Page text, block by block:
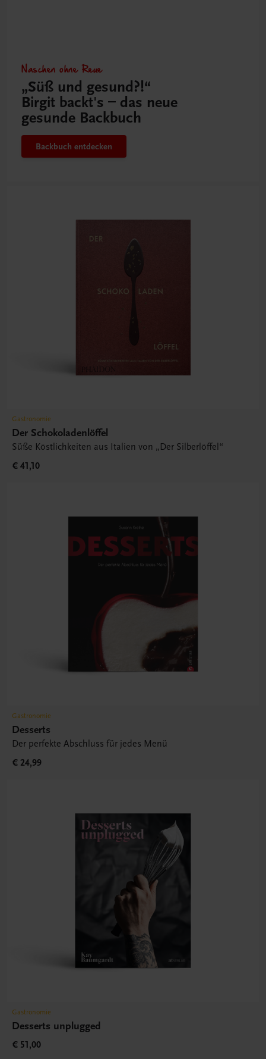
Naschen ohne Reue
„Süß und gesund?!“
Birgit backt's – das neue
gesunde Backbuch
Backbuch entdecken
Gastronomie
Der Schokoladenlöffel
Süße Köstlichkeiten aus Italien von „Der Silberlöffel“
€ 41,10
Gastronomie
Desserts
Der perfekte Abschluss für jedes Menü
€ 24,99
Gastronomie
Desserts unplugged
€ 51,00